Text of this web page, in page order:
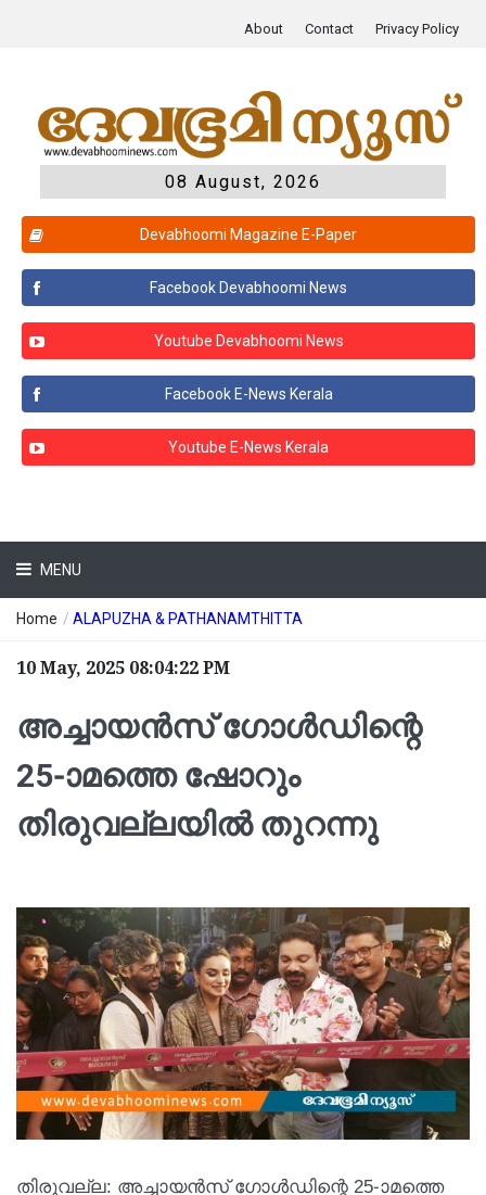
About Contact Privacy Policy
08 August, 2026
Devabhoomi Magazine E-Paper
Facebook Devabhoomi News
Youtube Devabhoomi News
Facebook E-News Kerala
Youtube E-News Kerala
MENU
Home / ALAPUZHA & PATHANAMTHITTA
10 May, 2025 08:04:22 PM
അച്ചായന്‍സ് ഗോള്‍ഡിന്റെ
25-ാമത്തെ ഷോറും
തിരുവല്ലയില്‍ തുറന്നു
തിരുവല്ല: അച്ചായന്‍സ് ഗോള്‍ഡിന്റെ 25-ാമത്തെ